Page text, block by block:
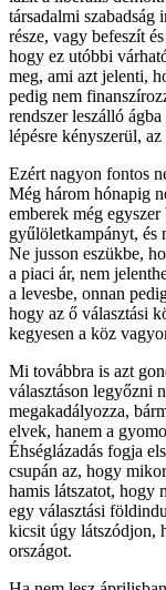
társadalmi
része, vagy befeszít
hogy ez utóbbi
meg, ami azt jelenti,
pedig nem
rendszer leszálló
lépésre kényszerül,
Ezért nagyon fontos
Még három hónapig
emberek még
gyűlöletkampányt, és
Ne jusson eszükbe,
a piaci ár, nem
a levesbe, onnan
hogy az ő választási
kegyesen a köz
Mi továbbra is azt
választáson legyőzni
megakadályozza,
elvek, hanem a
Éhséglázadás fogja
csupán az, hogy
hamis látszatot, hogy
egy választási
kicsit úgy látszódjon,
országot.